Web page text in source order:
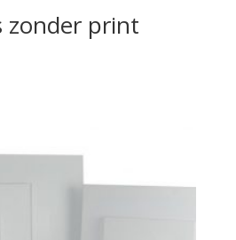
zonder print